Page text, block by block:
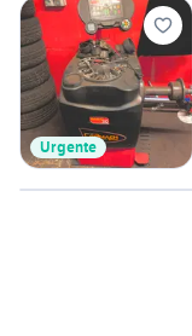
Urgente
6